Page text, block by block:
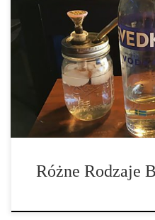
Istnieje tak wiele różnych
wszystkie ogarnąć. Które
Szklane? Wielokomorowe? […]
Różne Rodzaje